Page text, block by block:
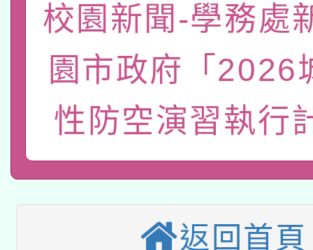
國立臺灣師範大學辦理
年度健康促進學校輔導
業成長研習」實施計畫
函轉國家教育研究院中
原住民族教育政策研討
轉知教育部國民及學前
新北市政府教育局辦理
師專業成長研習實施計
方素養工作坊新北場」
函轉國立臺灣師範大學
族語言臺北學習中心
「族語學習班」招生簡
轉知有關國立成功大學
文教學共融平台-教案
件」活動簡章
教育部國民及學前教育
接種對象擴大為「滿6
業技術研究院辦理「
115年8月22日(星期六
校園新聞-學務處
園市政府「2026
性防空演習執行
返回首頁